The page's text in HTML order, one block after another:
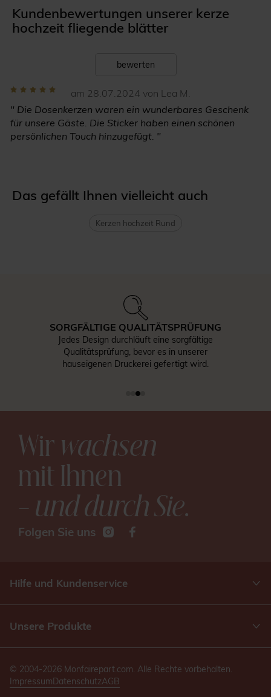
Kundenbewertungen unserer kerze
hochzeit fliegende blätter
bewerten
am 28.07.2024 von Lea M.
" Die Dosenkerzen waren ein wunderbares Geschenk
für unsere Gäste. Die Sticker haben einen schönen
persönlichen Touch hinzugefügt. "
Das gefällt Ihnen vielleicht auch
Kerzen hochzeit Rund
SORGFÄLTIGE QUALITÄTSPRÜFUNG
Jedes Design durchläuft eine sorgfältige
Qualitätsprüfung, bevor es in unserer
hauseigenen Druckerei gefertigt wird.
Wirwachsen
mit Ihnen
– und durch Sie.
Folgen Sie uns
Hilfe und Kundenservice
Unsere Produkte
© 2004-2026 Monfairepart.com. Alle Rechte vorbehalten.
ImpressumDatenschutzAGB